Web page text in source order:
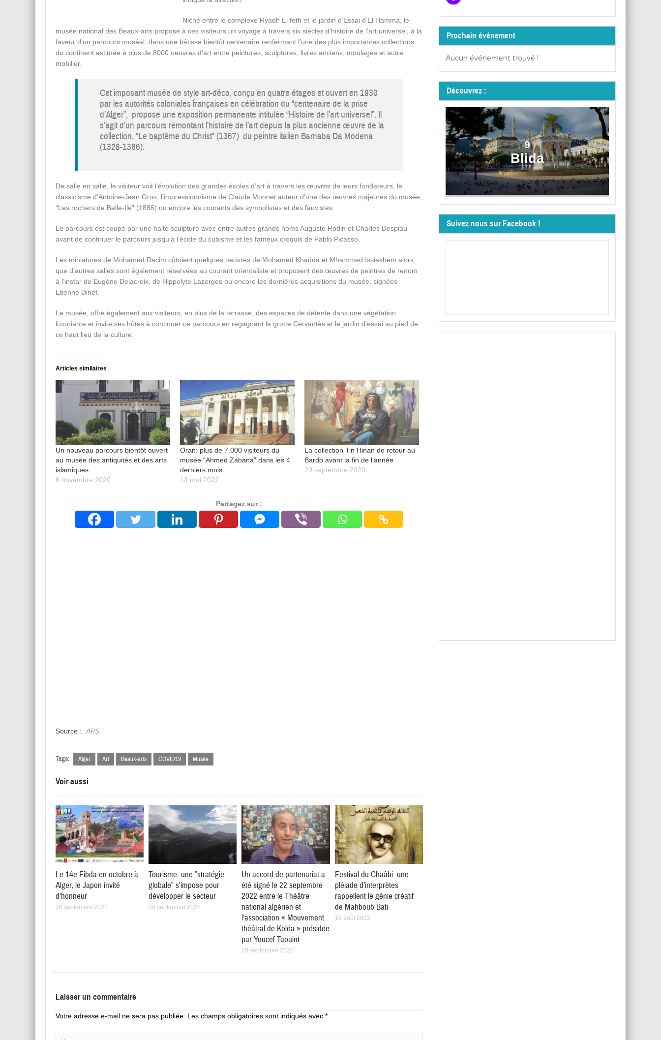
Niché entre le complexe Ryadh El feth et le jardin d’Essai d’El Hamma, le
musée national des Beaux-arts propose à ces visiteurs un voyage à travers six siècles d’histoire de l’art universel, à la
faveur d’un parcours muséal, dans une bâtisse bientôt centenaire renfermant l’une des plus importantes collections
du continent estimée à plus de 8000 oeuvres d’art entre peintures, sculptures, livres anciens, moulages et autre
mobilier.
Cet imposant musée de style art-déco, conçu en quatre étages et ouvert en 1930
par les autorités coloniales françaises en célébration du “centenaire de la prise
d’Alger”, propose une exposition permanente intitulée “Histoire de l’art universel”. Il
s’agit d’un parcours remontant l’histoire de l’art depuis la plus ancienne œuvre de la
collection, “Le baptême du Christ” (1367) du peintre italien Barnaba Da Modena
(1328-1386).
De salle en salle, le visiteur voit l’évolution des grandes écoles d’art à travers les œuvres de leurs fondateurs, le
classicisme d’Antoine-Jean Gros, l’impressionnisme de Claude Monnet auteur d’une des œuvres majeures du musée,
“Les rochers de Belle-Ile” (1886) ou encore les courants des symbolistes et des fauvistes.
Le parcours est coupé par une halte sculpture avec entre autres grands noms Auguste Rodin et Charles Despiau
avant de continuer le parcours jusqu’à l’école du cubisme et les fameux croquis de Pablo Picasso.
Les miniatures de Mohamed Racim côtoient quelques oeuvres de Mohamed Khadda et Mhammed Issiakhem alors
que d’autres salles sont également réservées au courant orientaliste et proposent des œuvres de peintres de renom
à l’instar de Eugène Delacroix, de Hippolyte Lazerges ou encore les dernières acquisitions du musée, signées
Etienne Dinet.
Le musée, offre également aux visiteurs, en plus de la terrasse, des espaces de détente dans une végétation
luxuriante et invite ses hôtes à continuer ce parcours en regagnant la grotte Cervantès et le jardin d’essai au pied de
ce haut lieu de la culture.
Articles similaires
Un nouveau parcours bientôt ouvert
au musée des antiquités et des arts
islamiques
6 novembre 2020
Oran: plus de 7.000 visiteurs du
musée “Ahmed Zabana” dans les 4
derniers mois
14 mai 2022
La collection Tin Hinan de retour au
Bardo avant la fin de l’année
29 septembre 2020
Partagez sur :
Source : APS
Tags: Alger Art Beaux-arts COVID19 Musée
Voir aussi
Le 14e Fibda en octobre à
Alger, le Japon invité
d’honneur
28 septembre 2022
Tourisme: une “stratégie
globale” s’impose pour
développer le secteur
28 septembre 2022
Un accord de partenariat a
été signé le 22 septembre
2022 entre le Théâtre
national algérien et
l’association « Mouvement
théâtral de Koléa » présidée
par Youcef Taouint
28 septembre 2022
Festival du Chaâbi: une
pléiade d’interprètes
rappellent le génie créatif
de Mahboub Bati
16 août 2022
Laisser un commentaire
Votre adresse e-mail ne sera pas publiée. Les champs obligatoires sont indiqués avec *
Prochain événement
Aucun événement trouvé !
Découvrez :
9
Blida
Suivez nous sur Facebook !